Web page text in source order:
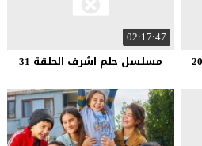
02:17:47
مسلسل حلم اشرف الحلقة 31